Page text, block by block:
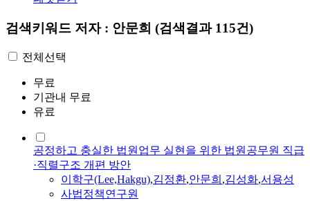
검색키워드 저자 : 안문희 (검색결과 115건)
전체선택
무료
기관내 무료
유료
공정하고 충실한 법원업무 실현을 위한 법원공무원 직급
·직렬구조 개편 방안
이학구(Lee,Hakgu),김정환,안문희 ,김성화,서용성
사법정책연구원